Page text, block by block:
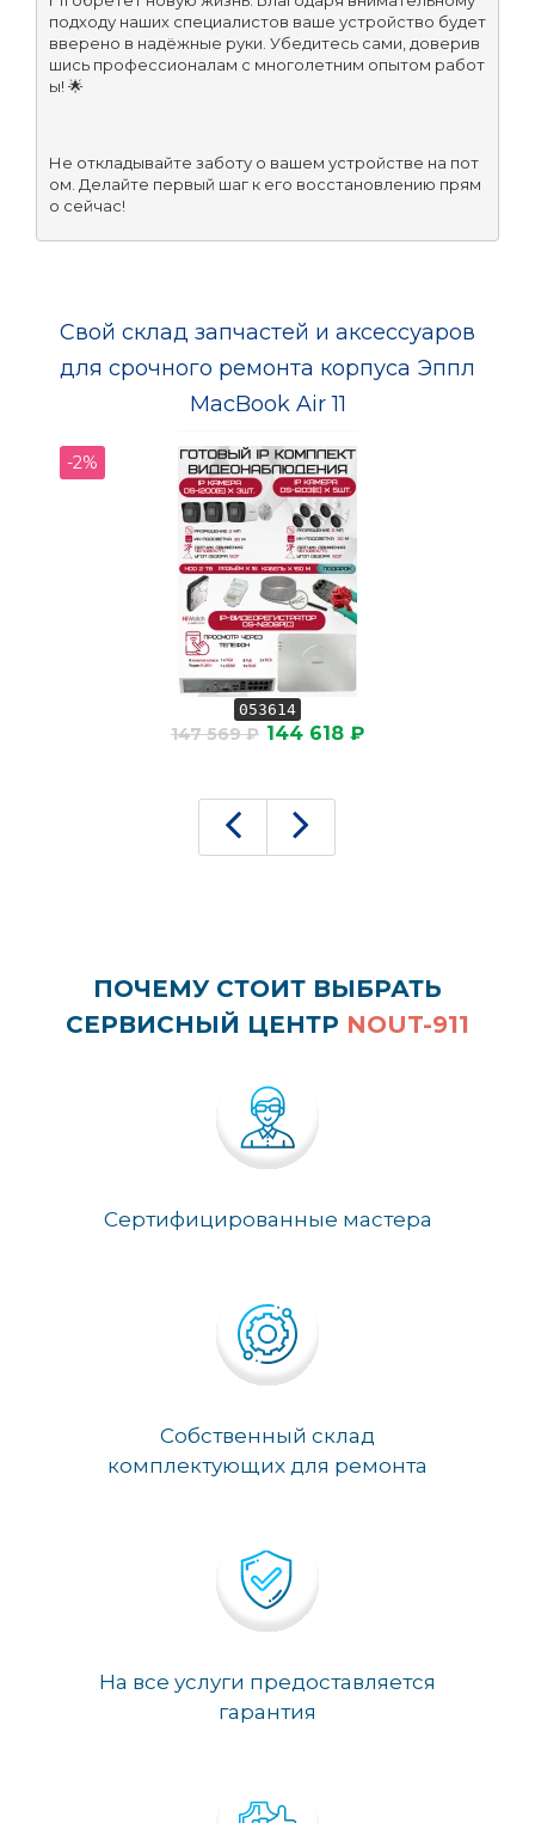
подходу наших специалистов ваше устройство будет
вверено в надёжные руки. Убедитесь сами, доверив
шись профессионалам с многолетним опытом работ
ы! 🌟
Не откладывайте заботу о вашем устройстве на пот
ом. Делайте первый шаг к его восстановлению прям
о сейчас!
Свой склад запчастей и аксессуаров
для срочного ремонта корпуса Эппл
MacBook Air 11
-2%
053614
147 569 ₽ 144 618 ₽
ПОЧЕМУ СТОИТ ВЫБРАТЬ
СЕРВИСНЫЙ ЦЕНТР NOUT-911
Сертифицированные мастера
Собственный склад
комплектующих для ремонта
На все услуги предоставляется
гарантия